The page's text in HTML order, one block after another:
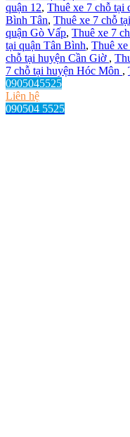
quận 12, Thuê xe 7 chỗ tại
Bình Tân, Thuê xe 7 chỗ
quận Gò Vấp, Thuê xe 7
tại quận Tân Bình, Thuê
chỗ tại huyện Cần Giờ ,
7 chỗ tại huyện Hóc Môn ,
0905045525
Liên hệ
090504 5525